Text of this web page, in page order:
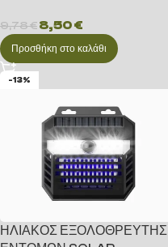
9,78€8,50€
Προσθήκη στο καλάθι
-13%
ΗΛΙΑΚΟΣ ΕΞΟΛΟΘΡΕΥΤΗΣ